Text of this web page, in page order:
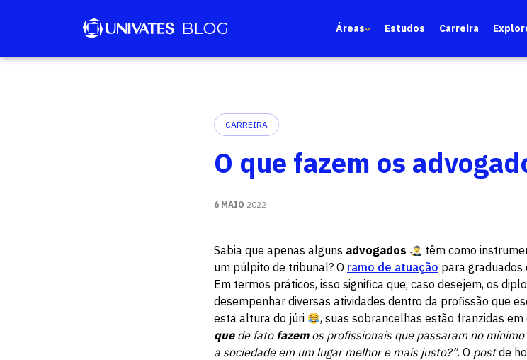
Áreas Estudos Carreira
CARREIRA
O que fazem os
6 MAIO 2022
Sabia que apenas alguns advogados
têm como
um púlpito de tribunal? O ramo de atuação para graduados
Em termos práticos, isso significa que, caso desejem, os
desempenhar diversas atividades dentro da profissão que
esta altura do júri
, suas sobrancelhas estão franzidas em
quede fato fazemos profissionais que passaram no
a sociedade em um lugar melhor e mais justo?”. O postde